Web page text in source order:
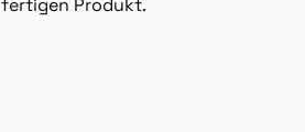
fertigen Produkt.